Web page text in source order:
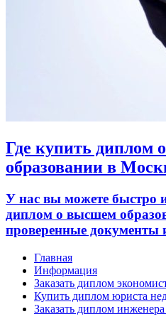
Где купить диплом
образовании в
У нас вы можете быстро
диплом о высшем
проверенные документы
Главная
Информация
Заказать диплом
Купить диплом юриста
Заказать диплом